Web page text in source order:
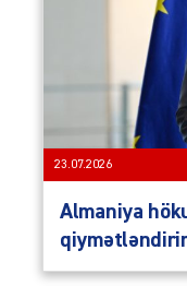
23.07.2026
Almaniya